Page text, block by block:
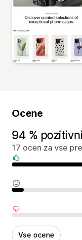
Ocene
94 %
17 ocen za vse
Pozitivne ocene
Nevtralne ocene
Negativne ocene
Vse ocene